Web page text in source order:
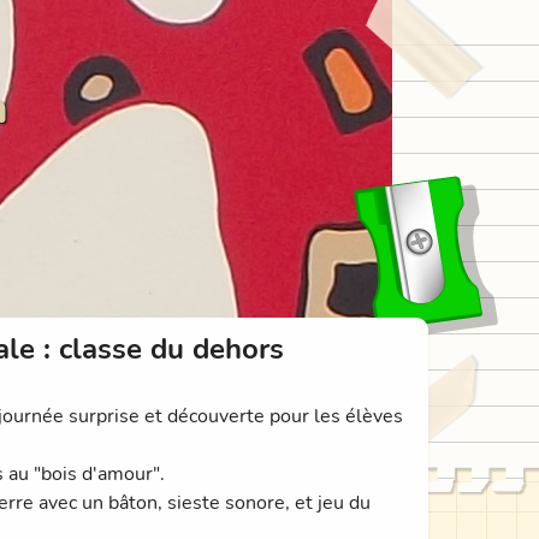
: classe du dehors
surprise et découverte pour les élèves
"bois d'amour".
avec un bâton, sieste sonore, et jeu du